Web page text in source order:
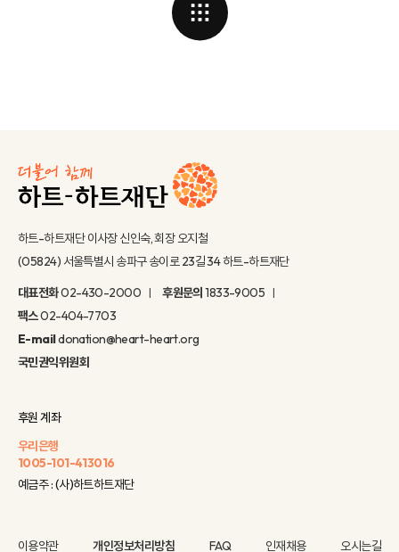
하트-하트재단 이사장 신인숙, 회장 오지철
(05824) 서울특별시 송파구 송이로 23길 34 하트-하트재단
대표전화02-430-2000 후원문의1833-9005
팩스02-404-7703
E-maildonation@heart-heart.org
국민권익위원회
후원 계좌
우리은행
1005-101-413016
예금주 : (사)하트하트재단
이용약관 개인정보처리방침 FAQ 인재채용 오시는길